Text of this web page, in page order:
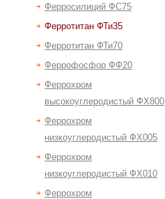
Ферросилиций ФС75
Ферротитан ФТи35
Ферротитан ФТи70
Феррофосфор ФФ20
Феррохром
высокоуглеродистый ФХ800
Феррохром
низкоуглеродистый ФХ005
Феррохром
низкоуглеродистый ФХ010
Феррохром